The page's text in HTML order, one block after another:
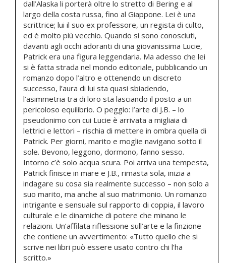
dall’Alaska li porterà oltre lo stretto di Bering e al
largo della costa russa, fino al Giappone. Lei è una
scrittrice; lui il suo ex professore, un regista di culto,
ed è molto più vecchio. Quando si sono conosciuti,
davanti agli occhi adoranti di una giovanissima Lucie,
Patrick era una figura leggendaria. Ma adesso che lei
si è fatta strada nel mondo editoriale, pubblicando un
romanzo dopo l’altro e ottenendo un discreto
successo, l’aura di lui sta quasi sbiadendo,
l’asimmetria tra di loro sta lasciando il posto a un
pericoloso equilibrio. O peggio: l’arte di J.B. – lo
pseudonimo con cui Lucie è arrivata a migliaia di
lettrici e lettori – rischia di mettere in ombra quella di
Patrick. Per giorni, marito e moglie navigano sotto il
sole. Bevono, leggono, dormono, fanno sesso.
Intorno c’è solo acqua scura. Poi arriva una tempesta,
Patrick finisce in mare e J.B., rimasta sola, inizia a
indagare su cosa sia realmente successo – non solo a
suo marito, ma anche al suo matrimonio. Un romanzo
intrigante e sensuale sul rapporto di coppia, il lavoro
culturale e le dinamiche di potere che minano le
relazioni. Un’affilata riflessione sull’arte e la finzione
che contiene un avvertimento: «Tutto quello che si
scrive nei libri può essere usato contro chi l’ha
scritto.»